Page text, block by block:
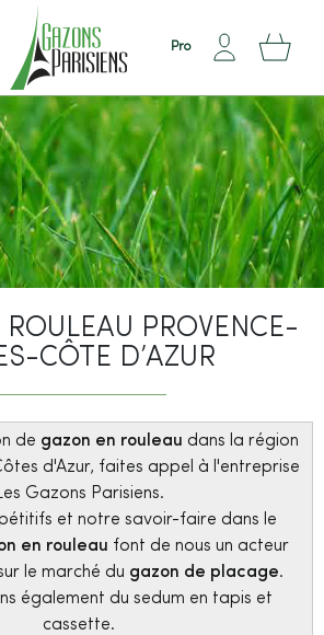
Pro
PROVENCE-
CÔTE D’AZUR
de gazon en rouleau dans la région
d'Azur, faites appel à l'entreprise
Gazons Parisiens.
et notre savoir-faire dans le
en rouleau font de nous un acteur
le marché du gazon de placage.
également du sedum en tapis et
cassette.